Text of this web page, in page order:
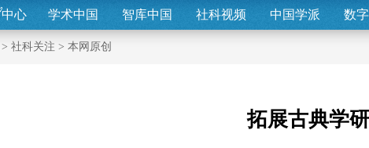
中心 学术中国 智库中国 社科视频 中国学派 数
> 社科关注 > 本网原创
拓展古典学